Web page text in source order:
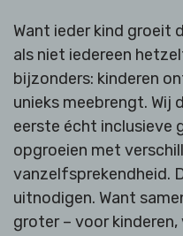
Want ieder kind groeit
als niet iedereen
bijzonders: kinderen
unieks meebrengt. Wij
eerste écht inclusieve
opgroeien met
vanzelfsprekendheid.
uitnodigen. Want
groter – voor